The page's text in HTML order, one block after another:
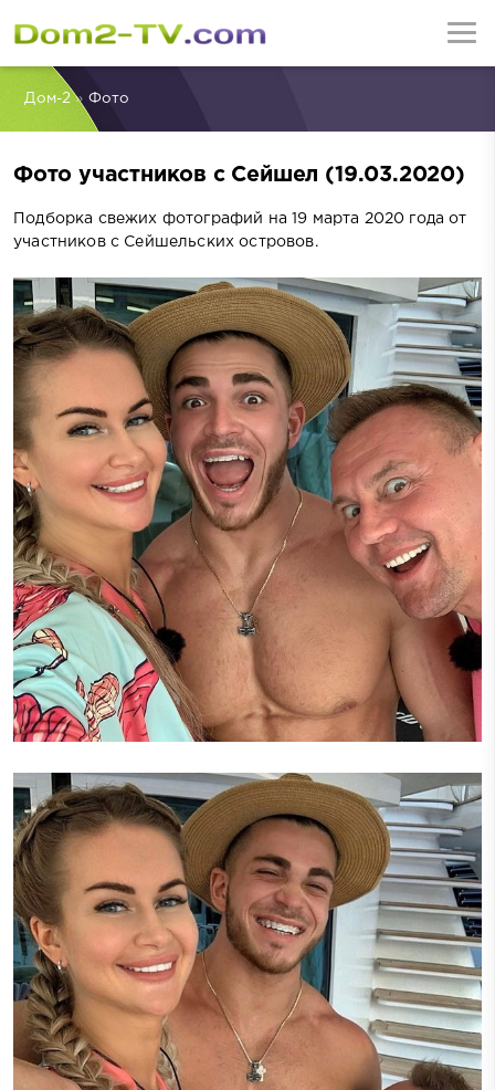
Дом-2» Фото
Фото участников с Сейшел (19.03.2020)
Подборка свежих фотографий на 19 марта 2020 года от
участников с Сейшельских островов.